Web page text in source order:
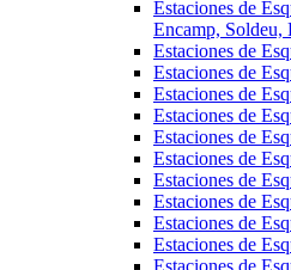
Estaciones de
Encamp, Soldeu,
Estaciones de
Estaciones de
Estaciones de
Estaciones de
Estaciones de
Estaciones de
Estaciones de
Estaciones de
Estaciones de
Estaciones de
Estaciones de